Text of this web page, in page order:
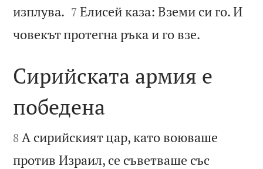
изплува. 

7 Елисей каза: Вземи си го. И
човекът протегна ръка и го взе.

Сирийската армия е
победена

8 А сирийският цар, като воюваше
против Израил, се съветваше със